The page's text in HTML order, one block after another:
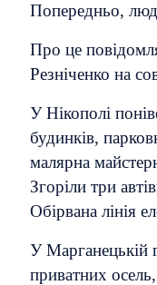
Попередньо,
Про це
Резніченко на
У Нікополі
будинків,
малярна
Згоріли три
Обірвана лінія
У Марганецькій
приватних